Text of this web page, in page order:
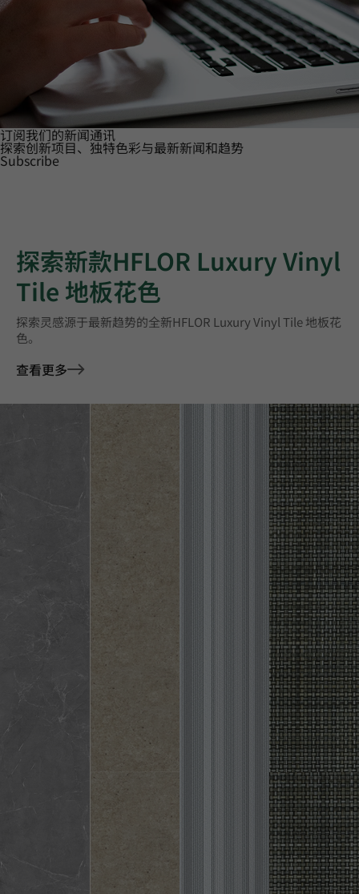
订阅我们的新闻通讯
探索创新项目、独特色彩与最新新闻和趋势
Subscribe
探索新款HFLOR Luxury Vinyl
Tile 地板花色
探索灵感源于最新趋势的全新HFLOR Luxury Vinyl Tile 地板花
色。
查看更多